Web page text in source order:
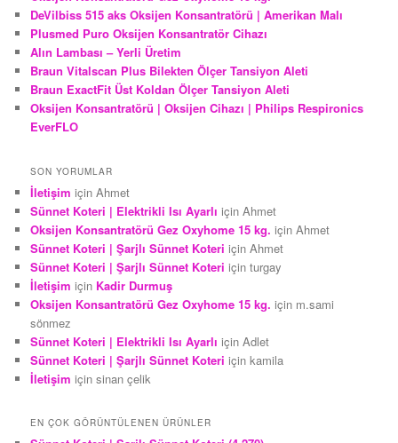
DeVilbiss 515 aks Oksijen Konsantratörü | Amerikan Malı
Plusmed Puro Oksijen Konsantratör Cihazı
Alın Lambası – Yerli Üretim
Braun Vitalscan Plus Bilekten Ölçer Tansiyon Aleti
Braun ExactFit Üst Koldan Ölçer Tansiyon Aleti
Oksijen Konsantratörü | Oksijen Cihazı | Philips Respironics
EverFLO
SON YORUMLAR
İletişim içinAhmet
Sünnet Koteri | Elektrikli Isı Ayarlı içinAhmet
Oksijen Konsantratörü Gez Oxyhome 15 kg. içinAhmet
Sünnet Koteri | Şarjlı Sünnet Koteri içinAhmet
Sünnet Koteri | Şarjlı Sünnet Koteri içinturgay
İletişim için Kadir Durmuş
Oksijen Konsantratörü Gez Oxyhome 15 kg. için m.sami
sönmez
Sünnet Koteri | Elektrikli Isı Ayarlı içinAdlet
Sünnet Koteri | Şarjlı Sünnet Koteri içinkamila
İletişim içinsinan çelik
EN ÇOK GÖRÜNTÜLENEN ÜRÜNLER